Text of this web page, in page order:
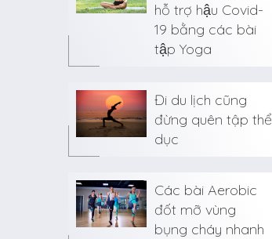
hỗ trợ hậu Covid-
19 bằng các bài
tập Yoga
Đi du lịch cũng
đừng quên tập thể
dục
Các bài Aerobic
đốt mỡ vùng
bụng cháy nhanh